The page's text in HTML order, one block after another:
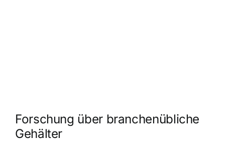
Forschung über branchenübliche
Gehälter